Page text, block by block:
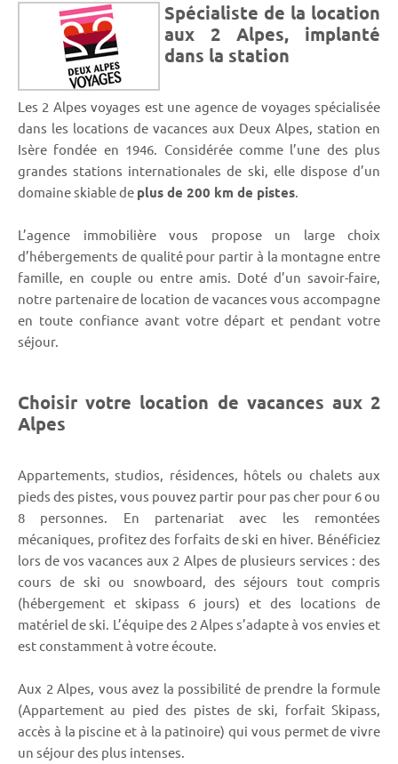
Spécialiste de la location
aux 2 Alpes, implanté
dans la station
Les 2 Alpes voyages est une agence de voyages spécialisée
dans les locations de vacances aux Deux Alpes, station en
Isère fondée en 1946. Considérée comme l’une des plus
grandes stations internationales de ski, elle dispose d’un
domaine skiable de plus de 200 km de pistes.
L’agence immobilière vous propose un large choix
d’hébergements de qualité pour partir à la montagne entre
famille, en couple ou entre amis. Doté d’un savoir-faire,
notre partenaire de location de vacances vous accompagne
en toute confiance avant votre départ et pendant votre
séjour.
Choisir votre location de vacances aux 2
Alpes
Appartements, studios, résidences, hôtels ou chalets aux
pieds des pistes, vous pouvez partir pour pas cher pour 6 ou
8 personnes. En partenariat avec les remontées
mécaniques, profitez des forfaits de ski en hiver. Bénéficiez
lors de vos vacances aux 2 Alpes de plusieurs services : des
cours de ski ou snowboard, des séjours tout compris
(hébergement et skipass 6 jours) et des locations de
matériel de ski. L’équipe des 2 Alpes s’adapte à vos envies et
est constamment à votre écoute.
Aux 2 Alpes, vous avez la possibilité de prendre la formule
(Appartement au pied des pistes de ski, forfait Skipass,
accès à la piscine et à la patinoire) qui vous permet de vivre
un séjour des plus intenses.